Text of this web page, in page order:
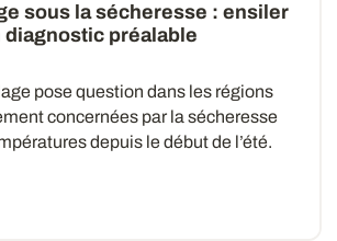
sous la sécheresse : ensiler
diagnostic préalable
pose question dans les régions
concernées par la sécheresse
depuis le début de l’été.